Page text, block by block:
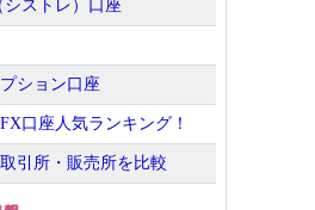
ストレ）口座
ション口座
口座人気ランキング！
引所・販売所を比較